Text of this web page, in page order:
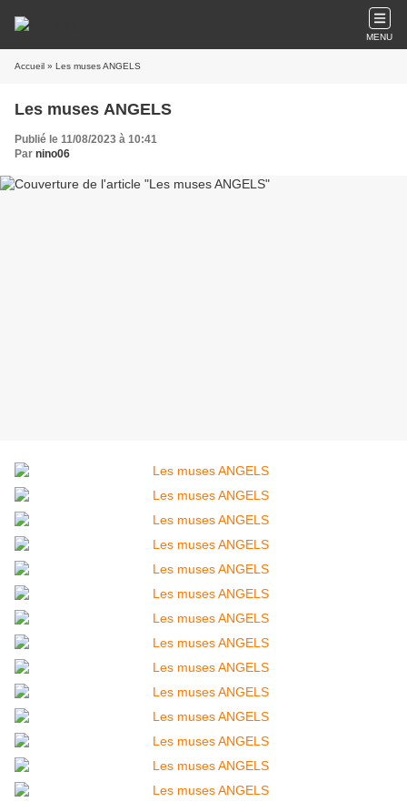
MENU
Accueil » Les muses ANGELS
Les muses ANGELS
Publié le 11/08/2023 à 10:41
Par nino06